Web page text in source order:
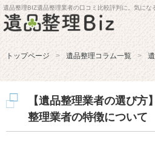
遺品整理BIZ遺品整理業者の口コミ比較評判に。気になる価格を
トップページ 遺品整理コラム一覧
【遺品整理業者の選び
整理業者の特徴について